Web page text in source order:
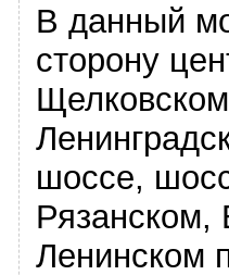
В данный
сторону
шоссе,
Рязанском,
Ленинском